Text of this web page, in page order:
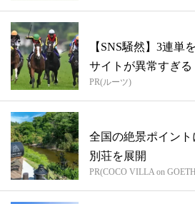
【SNS騒然】3連単
サイトが異常すぎる
PR(ルーツ)
全国の絶景ポイン
別荘を展開
PR(COCO VILLA on